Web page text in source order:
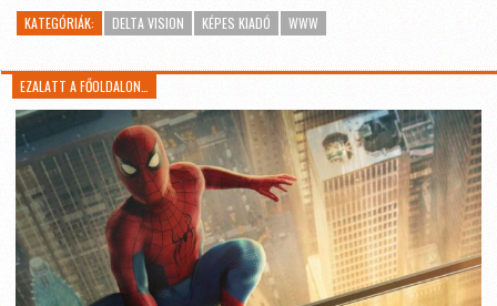
KATEGÓRIÁK: DELTA VISION KÉPES KIADÓ WWW
EZALATT A FŐOLDALON…